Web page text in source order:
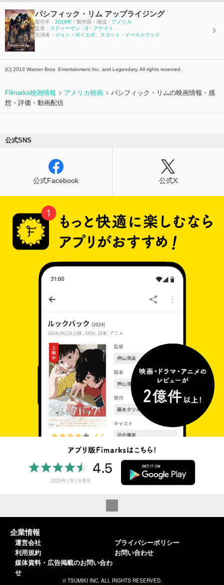
パシフィック・リム アップライジング
製作年： 2018年 / 製作国・地域： アメリカ
監督： スティーヴン・S・デナイト
出演者： ジョン・ボイエガ スコット・イーストウッド
(C) 2013 Warner Bros. Entertainment Inc. and Legendary. All rights reserved.
Filmarks映画情報 アメリカ映画
パシフィック・リムの映画情報・感
想・評価・動画配信
公式SNS
公式Facebook 公式X
企業情報
運営会社
利用規約
媒体資料・広告掲載のお問い合わ
せ
プライバシーポリシー
お問い合わせ
© TSUMIKI INC. ALL RIGHTS RESERVED.